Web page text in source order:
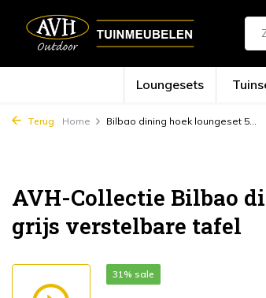
Loungesets
Terug Home Bilbao dining hoek loungeset 5...
AVH-Collectie Bilbao
grijs verstelbare tafel
31% sale